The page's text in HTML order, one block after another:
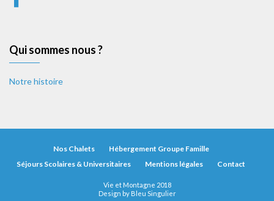
Qui sommes nous ?
Notre histoire
Nos Chalets
Hébergement Groupe Famille
Séjours Scolaires & Universitaires
Mentions légales Contact
Vie et Montagne 2018
Design by Bleu Singulier